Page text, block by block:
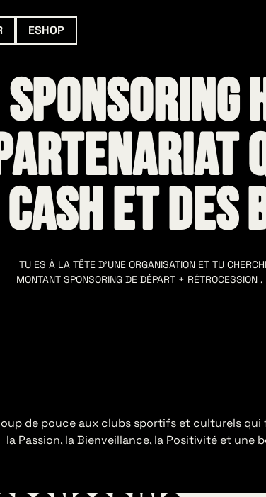
ESHOP
sponsoring
cash et des
TU ES À LA TÊTE D’UNE ORGANISATION ET TU
MONTANT SPONSORING DE DÉPART + RÉTROCESSION
de pouce aux clubs sportifs et culturels
la Passion, la Bienveillance, la Positivité et une